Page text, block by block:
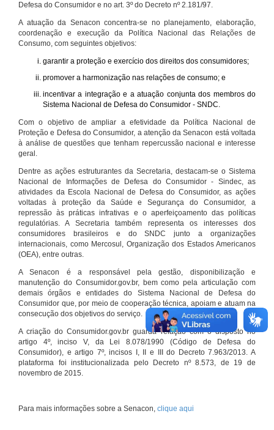
Defesa do Consumidor e no art. 3º do Decreto nº 2.181/97.
A atuação da Senacon concentra-se no planejamento, elaboração,
coordenação e execução da Política Nacional das Relações de
Consumo, com seguintes objetivos:
garantir a proteção e exercício dos direitos dos consumidores;
promover a harmonização nas relações de consumo; e
incentivar a integração e a atuação conjunta dos membros do
Sistema Nacional de Defesa do Consumidor - SNDC.
Com o objetivo de ampliar a efetividade da Política Nacional de
Proteção e Defesa do Consumidor, a atenção da Senacon está voltada
à análise de questões que tenham repercussão nacional e interesse
geral.
Dentre as ações estruturantes da Secretaria, destacam-se o Sistema
Nacional de Informações de Defesa do Consumidor - Sindec, as
atividades da Escola Nacional de Defesa do Consumidor, as ações
voltadas à proteção da Saúde e Segurança do Consumidor, a
repressão às práticas infrativas e o aperfeiçoamento das políticas
regulatórias. A Secretaria também representa os interesses dos
consumidores brasileiros e do SNDC junto a organizações
internacionais, como Mercosul, Organização dos Estados Americanos
(OEA), entre outras.
A Senacon é a responsável pela gestão, disponibilização e
manutenção do Consumidor.gov.br, bem como pela articulação com
demais órgãos e entidades do Sistema Nacional de Defesa do
Consumidor que, por meio de cooperação técnica, apoiam e atuam na
consecução dos objetivos do serviço.
A criação do Consumidor.gov.br guarda relação com o disposto no
artigo 4º, inciso V, da Lei 8.078/1990 (Código de Defesa do
Consumidor), e artigo 7º, incisos I, II e III do Decreto 7.963/2013. A
plataforma foi institucionalizada pelo Decreto nº 8.573, de 19 de
novembro de 2015.
Para mais informações sobre a Senacon, clique aqui